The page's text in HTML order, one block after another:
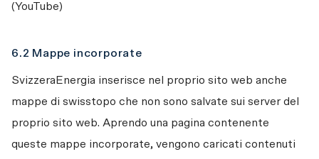
(YouTube)
6.2 Mappe incorporate
SvizzeraEnergia inserisce nel proprio sito web anche
mappe di swisstopo che non sono salvate sui server del
proprio sito web. Aprendo una pagina contenente
queste mappe incorporate, vengono caricati contenuti